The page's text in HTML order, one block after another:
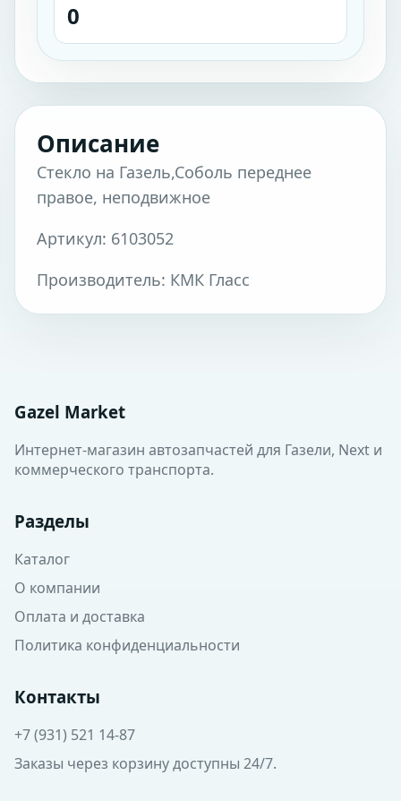
0
Описание
Стекло на Газель,Соболь переднее
правое, неподвижное
Артикул: 6103052
Производитель: КМК Гласс
Gazel Market
Интернет-магазин автозапчастей для Газели, Next и
коммерческого транспорта.
Разделы
Каталог
О компании
Оплата и доставка
Политика конфиденциальности
Контакты
+7 (931) 521 14-87
Заказы через корзину доступны 24/7.